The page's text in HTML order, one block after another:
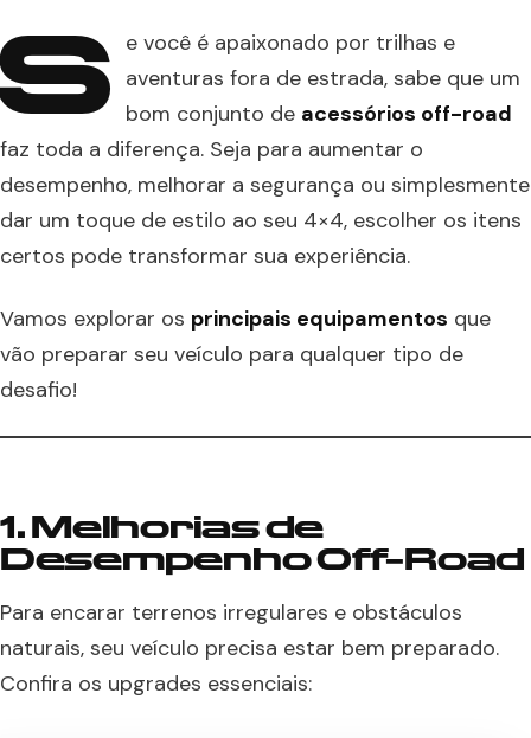
e você é apaixonado por trilhas e
aventuras fora de estrada, sabe que um
bom conjunto de acessórios off-road
faz toda a diferença. Seja para aumentar o
desempenho, melhorar a segurança ou simplesmente
dar um toque de estilo ao seu 4×4, escolher os itens
certos pode transformar sua experiência.
Vamos explorar os principais equipamentos que
vão preparar seu veículo para qualquer tipo de
desafio!
1. Melhorias de
Desempenho Off-Road
Para encarar terrenos irregulares e obstáculos
naturais, seu veículo precisa estar bem preparado.
Confira os upgrades essenciais: